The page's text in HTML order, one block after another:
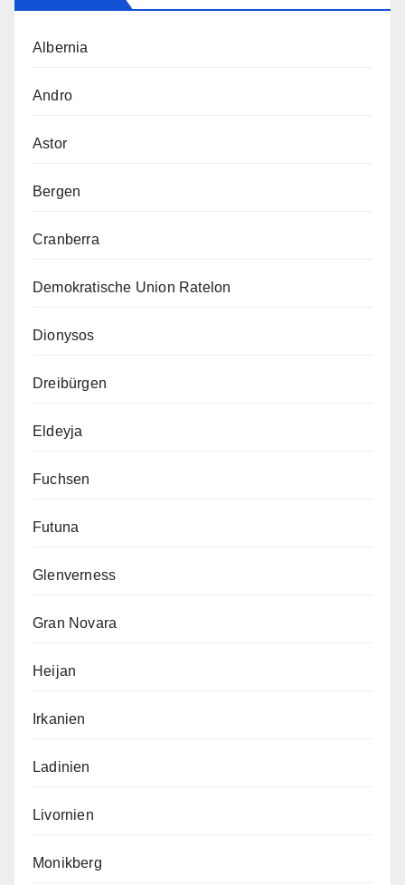
Albernia
Andro
Astor
Bergen
Cranberra
Demokratische Union Ratelon
Dionysos
Dreibürgen
Eldeyja
Fuchsen
Futuna
Glenverness
Gran Novara
Heijan
Irkanien
Ladinien
Livornien
Monikberg